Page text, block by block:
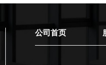
公司首页